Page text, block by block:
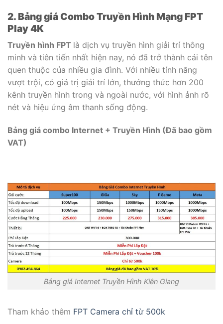
2. Bảng giá Combo Truyền Hình Mạng FPT
Play 4K
Truyền hình FPT là dịch vụ truyền hình giải trí thông
minh và tiên tiến nhất hiện nay, nó đã trở thành cái tên
quen thuộc của nhiều gia đình. Với nhiều tính năng
vượt trội, có giá trị giải trí lớn, thưởng thức hơn 200
kênh truyền hình trong và ngoài nước, với hình ảnh rõ
nét và hiệu ứng âm thanh sống động.
Bảng giá combo Internet + Truyền Hình (Đã bao gồm
VAT)
Bảng giá Internet Truyền Hình Kiên Giang
Tham khảo thêm FPT Camera chỉ từ 500k